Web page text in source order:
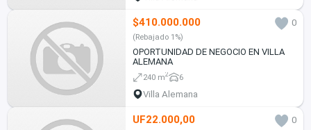
$410.000.000 0
(Rebajado 1%)
OPORTUNIDAD DE NEGOCIO EN VILLA
ALEMANA
240 m2 6
Villa Alemana
UF22.000,00
0